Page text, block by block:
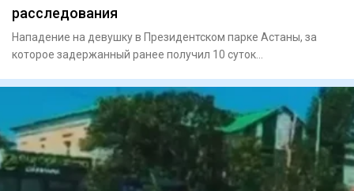
расследования
Нападение на девушку в Президентском парке Астаны, за
которое задержанный ранее получил 10 суток